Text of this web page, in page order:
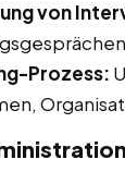
von
Prozess: